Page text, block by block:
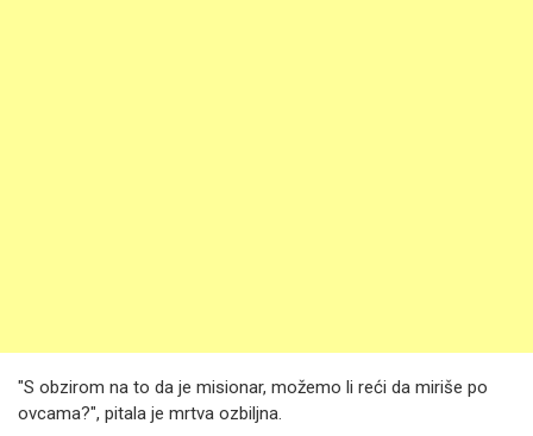
"S obzirom na to da je misionar, možemo li reći da miriše po
ovcama?", pitala je mrtva ozbiljna.